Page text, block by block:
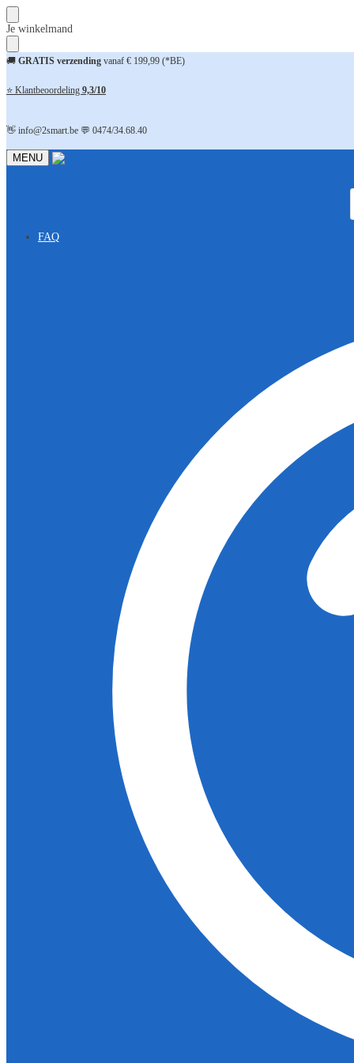
Skip
to
navigation
Skip
to
content
Je winkelmand
🚚 GRATIS verzending vanaf € 199,99 (*BE)
⭐ Klantbeoordeling 9,3/10
👋 info@2smart.be 💬 0474/34.68.40
MENU
FAQ